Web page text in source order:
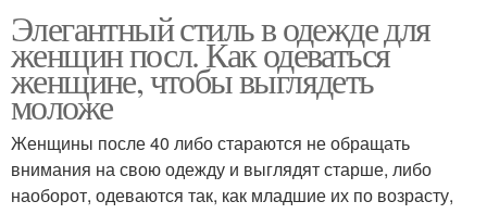
Элегантный стиль в одежде для
женщин посл. Как одеваться
женщине, чтобы выглядеть
моложе
Женщины после 40 либо стараются не обращать
внимания на свою одежду и выглядят старше, либо
наоборот, одеваются так, как младшие их по возрасту,